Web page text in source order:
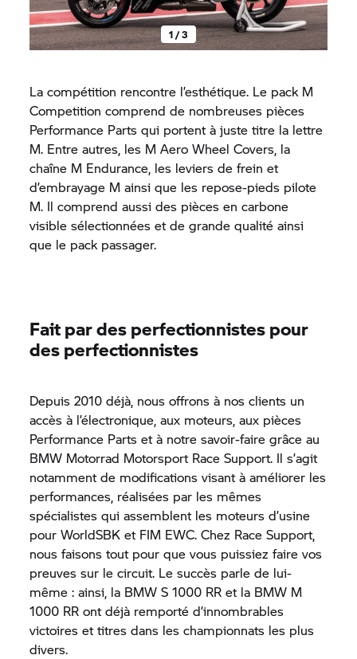
1 / 3
La compétition rencontre l’esthétique. Le pack M
Competition comprend de nombreuses pièces
Performance Parts qui portent à juste titre la lettre
M. Entre autres, les M Aero Wheel Covers, la
chaîne M Endurance, les leviers de frein et
d’embrayage M ainsi que les repose-pieds pilote
M. Il comprend aussi des pièces en carbone
visible sélectionnées et de grande qualité ainsi
que le pack passager.
Fait par des perfectionnistes pour
des perfectionnistes
Depuis 2010 déjà, nous offrons à nos clients un
accès à l’électronique, aux moteurs, aux pièces
Performance Parts et à notre savoir-faire grâce au
BMW Motorrad Motorsport Race Support. Il s’agit
notamment de modifications visant à améliorer les
performances, réalisées par les mêmes
spécialistes qui assemblent les moteurs d’usine
pour WorldSBK et FIM EWC. Chez Race Support,
nous faisons tout pour que vous puissiez faire vos
preuves sur le circuit. Le succès parle de lui-
même : ainsi, la BMWS 1000 RR et la BMW M
1000 RR ont déjà remporté d’innombrables
victoires et titres dans les championnats les plus
divers.